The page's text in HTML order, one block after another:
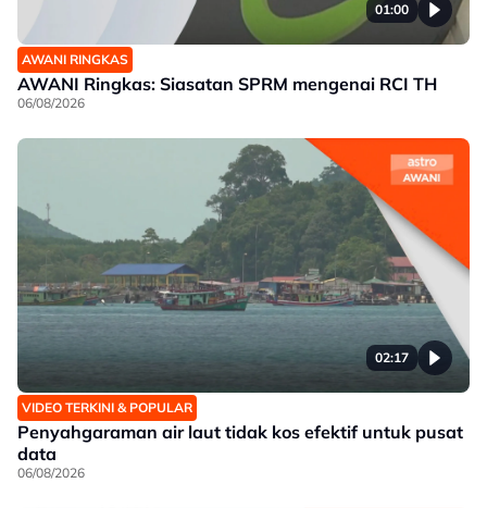
01:00
AWANI RINGKAS
AWANI Ringkas: Siasatan SPRM mengenai RCI TH
06/08/2026
02:17
VIDEO TERKINI & POPULAR
Penyahgaraman air laut tidak kos efektif untuk pusat
data
06/08/2026